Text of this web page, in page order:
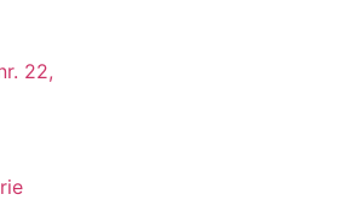
22,